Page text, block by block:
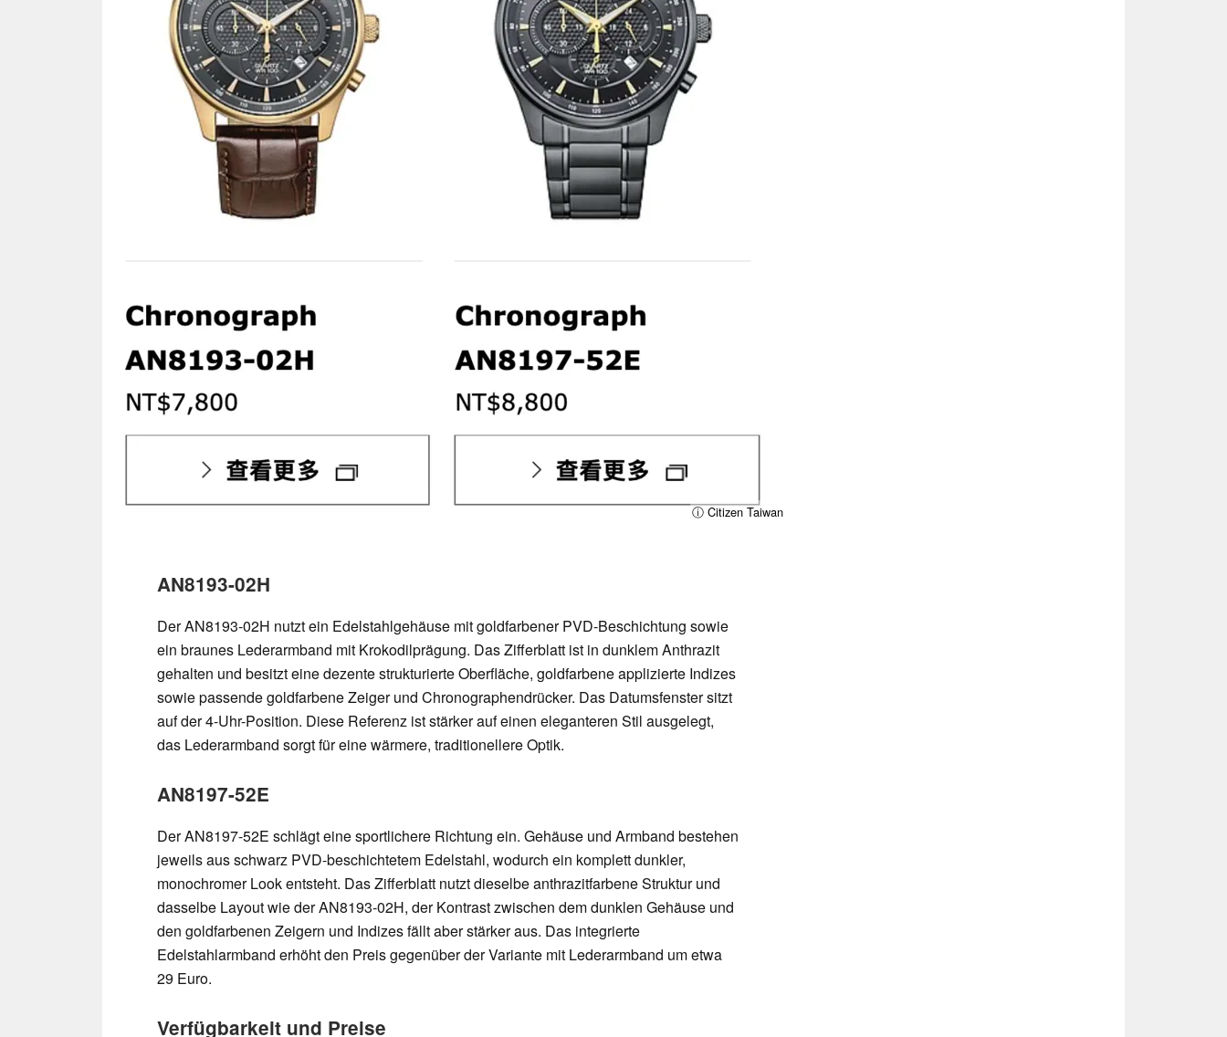
ⓘ Citizen Taiwan
AN8193-02H
Der AN8193-02H nutzt ein Edelstahlgehäuse mit goldfarbener PVD-Beschichtung sowie
ein braunes Lederarmband mit Krokodilprägung. Das Zifferblatt ist in dunklem Anthrazit
gehalten und besitzt eine dezente strukturierte Oberfläche, goldfarbene applizierte Indizes
sowie passende goldfarbene Zeiger und Chronographendrücker. Das Datumsfenster sitzt
auf der 4-Uhr-Position. Diese Referenz ist stärker auf einen eleganteren Stil ausgelegt,
das Lederarmband sorgt für eine wärmere, traditionellere Optik.
AN8197-52E
Der AN8197-52E schlägt eine sportlichere Richtung ein. Gehäuse und Armband bestehen
jeweils aus schwarz PVD-beschichtetem Edelstahl, wodurch ein komplett dunkler,
monochromer Look entsteht. Das Zifferblatt nutzt dieselbe anthrazitfarbene Struktur und
dasselbe Layout wie der AN8193-02H, der Kontrast zwischen dem dunklen Gehäuse und
den goldfarbenen Zeigern und Indizes fällt aber stärker aus. Das integrierte
Edelstahlarmband erhöht den Preis gegenüber der Variante mit Lederarmband um etwa
29 Euro.
Verfügbarkeit und Preise